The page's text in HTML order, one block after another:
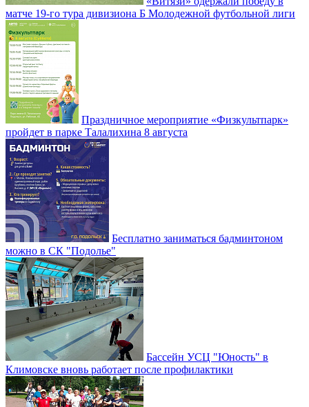
матче 19-го тура дивизиона Б Молодежной футбольной лиги
Праздничное мероприятие «Физкультпарк»
пройдет в парке Талалихина 8 августа
Бесплатно заниматься бадминтоном
можно в СК "Подолье"
Бассейн УСЦ "Юность" в
Климовске вновь работает после профилактики